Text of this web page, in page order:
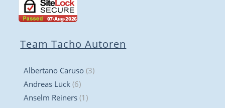
Team Tacho Autoren
Albertano Caruso (3)
Andreas Lück (6)
Anselm Reiners (1)